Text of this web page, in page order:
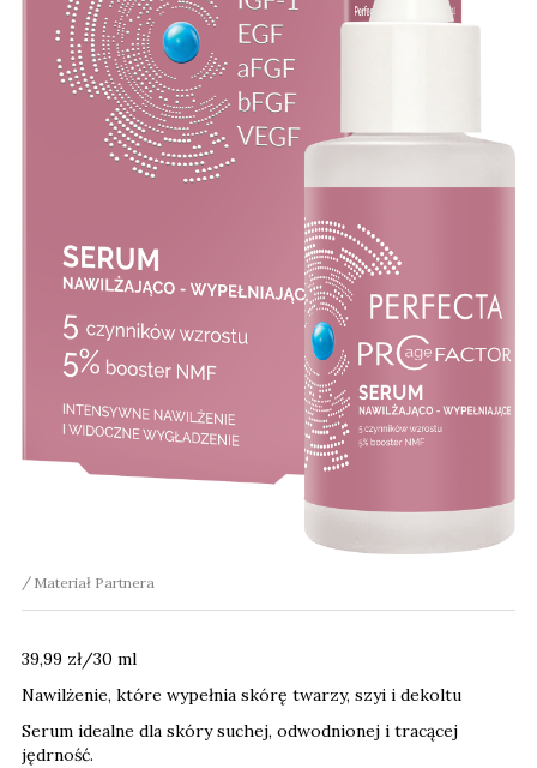
Materiał Partnera
39,99 zł/30 ml
Nawilżenie, które wypełnia skórę twarzy, szyi i dekoltu
Serum idealne dla skóry suchej, odwodnionej i tracącej
jędrność.